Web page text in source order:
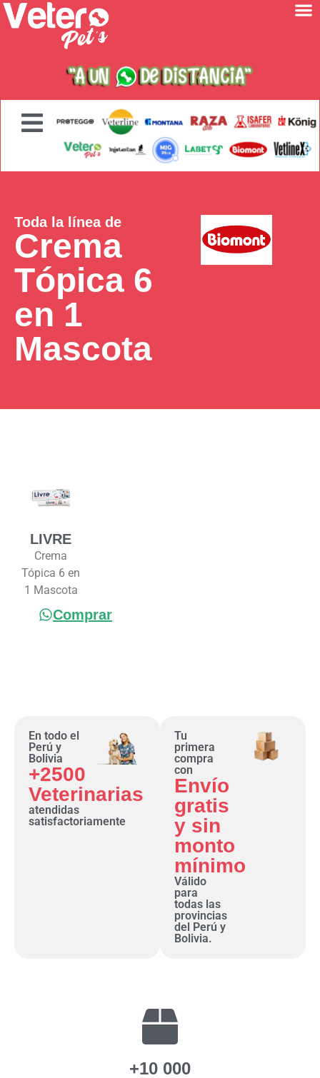
Toda la línea de
Crema
Tópica 6
en 1
Mascota
LIVRE
Crema
Tópica 6 en
1 Mascota
Comprar
En todo el
Perú y
Bolivia
+2500
Veterinarias
atendidas
satisfactoriamente
Tu
primera
compra
con
Envío
gratis
y sin
monto
mínimo
Válido
para
todas las
provincias
del Perú y
Bolivia.
+10 000